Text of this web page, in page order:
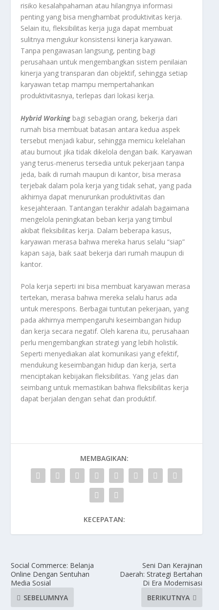
risiko kesalahpahaman atau hilangnya informasi
penting yang bisa menghambat produktivitas kerja.
Selain itu, fleksibilitas kerja juga dapat membuat
sulitnya mengukur konsistensi kinerja karyawan.
Tanpa pengawasan langsung, penting bagi
perusahaan untuk mengembangkan sistem penilaian
kinerja yang transparan dan objektif, sehingga setiap
karyawan tetap mampu mempertahankan
produktivitasnya, terlepas dari lokasi kerja.
Hybrid Working bagi sebagian orang, bekerja dari
rumah bisa membuat batasan antara kedua aspek
tersebut menjadi kabur, sehingga memicu kelelahan
atau burnout jika tidak dikelola dengan baik. Karyawan
yang terus-menerus tersedia untuk pekerjaan tanpa
jeda, baik di rumah maupun di kantor, bisa merasa
terjebak dalam pola kerja yang tidak sehat, yang pada
akhirnya dapat menurunkan produktivitas dan
kesejahteraan. Tantangan terakhir adalah bagaimana
mengelola peningkatan beban kerja yang timbul
akibat fleksibilitas kerja. Dalam beberapa kasus,
karyawan merasa bahwa mereka harus selalu “siap”
kapan saja, baik saat bekerja dari rumah maupun di
kantor.
Pola kerja seperti ini bisa membuat karyawan merasa
tertekan, merasa bahwa mereka selalu harus ada
untuk merespons. Berbagai tuntutan pekerjaan, yang
pada akhirnya mempengaruhi keseimbangan hidup
dan kerja secara negatif. Oleh karena itu, perusahaan
perlu mengembangkan strategi yang lebih holistik.
Seperti menyediakan alat komunikasi yang efektif,
mendukung keseimbangan hidup dan kerja, serta
menciptakan kebijakan fleksibilitas. Yang jelas dan
seimbang untuk memastikan bahwa fleksibilitas kerja
dapat berjalan dengan sehat dan produktif.
MEMBAGIKAN:
KECEPATAN:
Social Commerce: Belanja
Online Dengan Sentuhan
Media Sosial
SEBELUMNYA
Seni Dan Kerajinan
Daerah: Strategi Bertahan
Di Era Modernisasi
BERIKUTNYA